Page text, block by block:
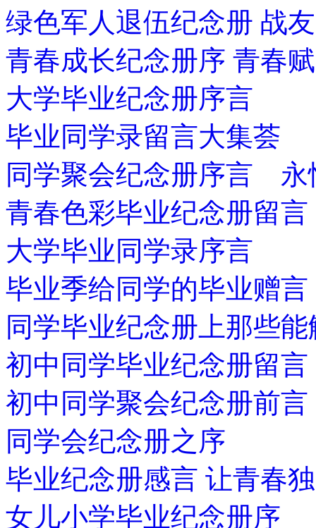
绿色军人退伍纪念册 战
青春成长纪念册序 青春赋
大学毕业纪念册序言
毕业同学录留言大集荟
同学聚会纪念册序言 永
青春色彩毕业纪念册留言
大学毕业同学录序言
毕业季给同学的毕业赠言
同学毕业纪念册上那些
初中同学毕业纪念册留言
初中同学聚会纪念册前言
同学会纪念册之序
毕业纪念册感言 让青春
女儿小学毕业纪念册序